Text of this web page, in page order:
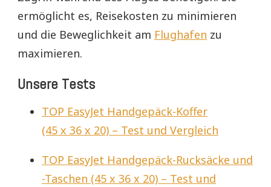
ermöglicht es, Reisekosten zu minimieren
und die Beweglichkeit am Flughafen zu
maximieren.
Unsere Tests
TOP EasyJet Handgepäck-Koffer
(45 x 36 x 20) – Test und Vergleich
TOP EasyJet Handgepäck-Rucksäcke und
-Taschen (45 x 36 x 20) – Test und